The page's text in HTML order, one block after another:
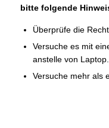
bitte folgende
Überprüfe die
Versuche es mit
anstelle von Laptop.
Versuche mehr als